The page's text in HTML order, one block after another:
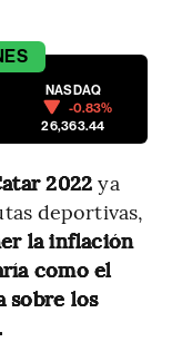
NASDAQ
-0.83%
26,363.44
2022ya
deportivas,
la inflación
como el
sobre los